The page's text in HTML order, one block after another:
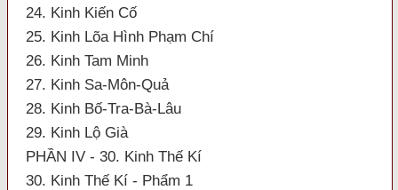
24. Kinh Kiến Cố
25. Kinh Lõa Hình Phạm Chí
26. Kinh Tam Minh
27. Kinh Sa-Môn-Quả
28. Kinh Bố-Tra-Bà-Lâu
29. Kinh Lộ Già
PHẦN IV - 30. Kinh Thế Kí
30. Kinh Thế Kí - Phẩm 1